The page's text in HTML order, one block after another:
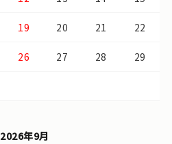
19 20 21 22
26 27 28 29
2026年9月